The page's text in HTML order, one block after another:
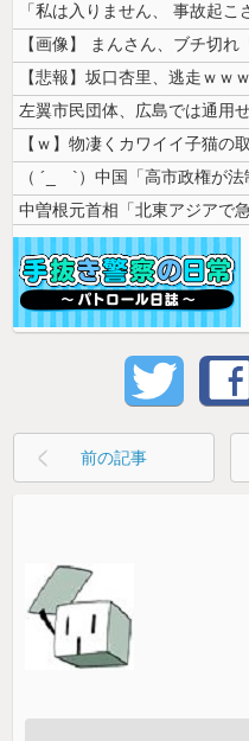
【悲報】坂口杏里、逃走ｗｗ
【ｗ】物凄くカワイイ子猫の
中曽根元首相「北東アジアで
前の記事